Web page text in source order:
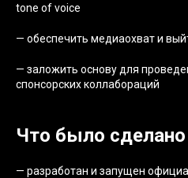
tone of voice
— обеспечить медиаохват и
— заложить основу для
спонсорских коллабораций
Что было сделано
— разработан и запущен